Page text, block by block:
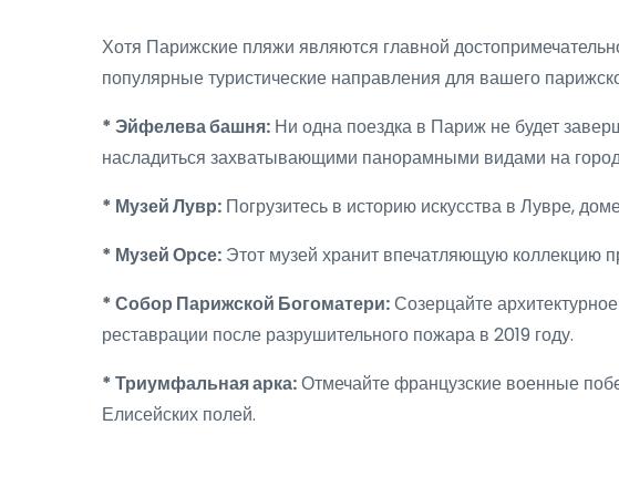
Хотя Парижские пляжи являются главной
популярные туристические направления для вашего
* Эйфелева башня: Ни одна поездка в Париж не будет
насладиться захватывающими панорамными видами на
* Музей Лувр: Погрузитесь в историю искусства в Лувре,
* Музей Орсе: Этот музей хранит впечатляющую коллекцию
* Собор Парижской Богоматери:Созерцайте
реставрации после разрушительного пожара в 2019 году.
* Триумфальная арка:Отмечайте французские военные
Елисейских полей.